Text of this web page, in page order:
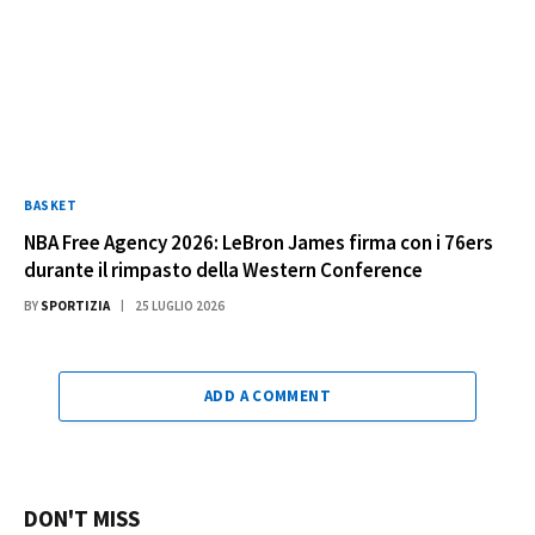
BASKET
NBA Free Agency 2026: LeBron James firma con i 76ers
durante il rimpasto della Western Conference
BY SPORTIZIA 25 LUGLIO 2026
ADD A COMMENT
DON'T MISS